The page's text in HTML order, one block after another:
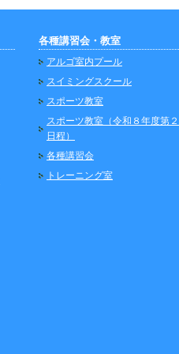
各種講習会・教室
アルゴ室内プール
スイミングスクール
スポーツ教室
スポーツ教室（令和８年度第
日程）
各種講習会
トレーニング室